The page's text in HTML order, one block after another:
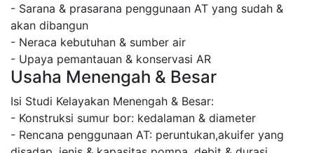
- Sarana & prasarana penggunaan AT yang sudah &
akan dibangun
- Neraca kebutuhan & sumber air
- Upaya pemantauan & konservasi AR
Usaha Menengah & Besar
Isi Studi Kelayakan Menengah & Besar:
- Konstruksi sumur bor: kedalaman & diameter
- Rencana penggunaan AT: peruntukan,akuifer yang